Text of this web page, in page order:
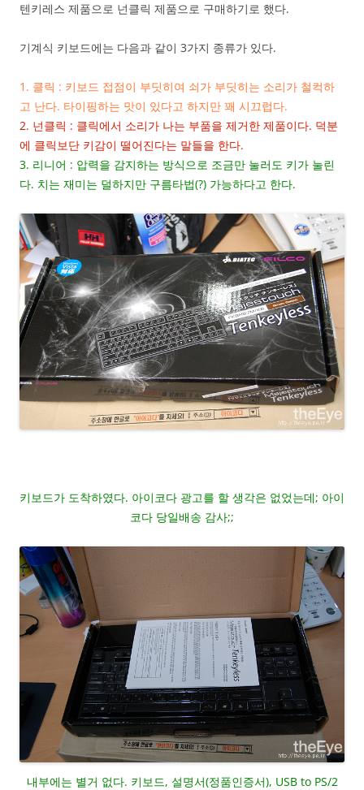
텐키레스 제품으로 넌클릭 제품으로 구매하기로 했다.
기계식 키보드에는 다음과 같이 3가지 종류가 있다.
1. 클릭 : 키보드 접점이 부딧히여 쇠가 부딧히는 소리가 철컥하
고 난다. 타이핑하는 맛이 있다고 하지만 꽤 시끄럽다.
2. 넌클릭 : 클릭에서 소리가 나는 부품을 제거한 제품이다. 덕분
에 클릭보단 키감이 떨어진다는 말들을 한다.
3. 리니어 : 압력을 감지하는 방식으로 조금만 눌러도 키가 눌린
다. 치는 재미는 덜하지만 구름타법(?) 가능하다고 한다.
키보드가 도착하였다. 아이코다 광고를 할 생각은 없었는데; 아이
코다 당일배송 감사;;
내부에는 별거 없다. 키보드, 설명서(정품인증서), USB to PS/2